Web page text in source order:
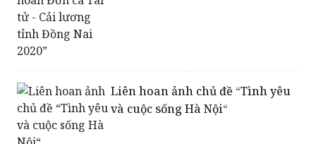
Liên hoan ảnh chủ đề “Tình yêu
và cuộc sống Hà Nội“